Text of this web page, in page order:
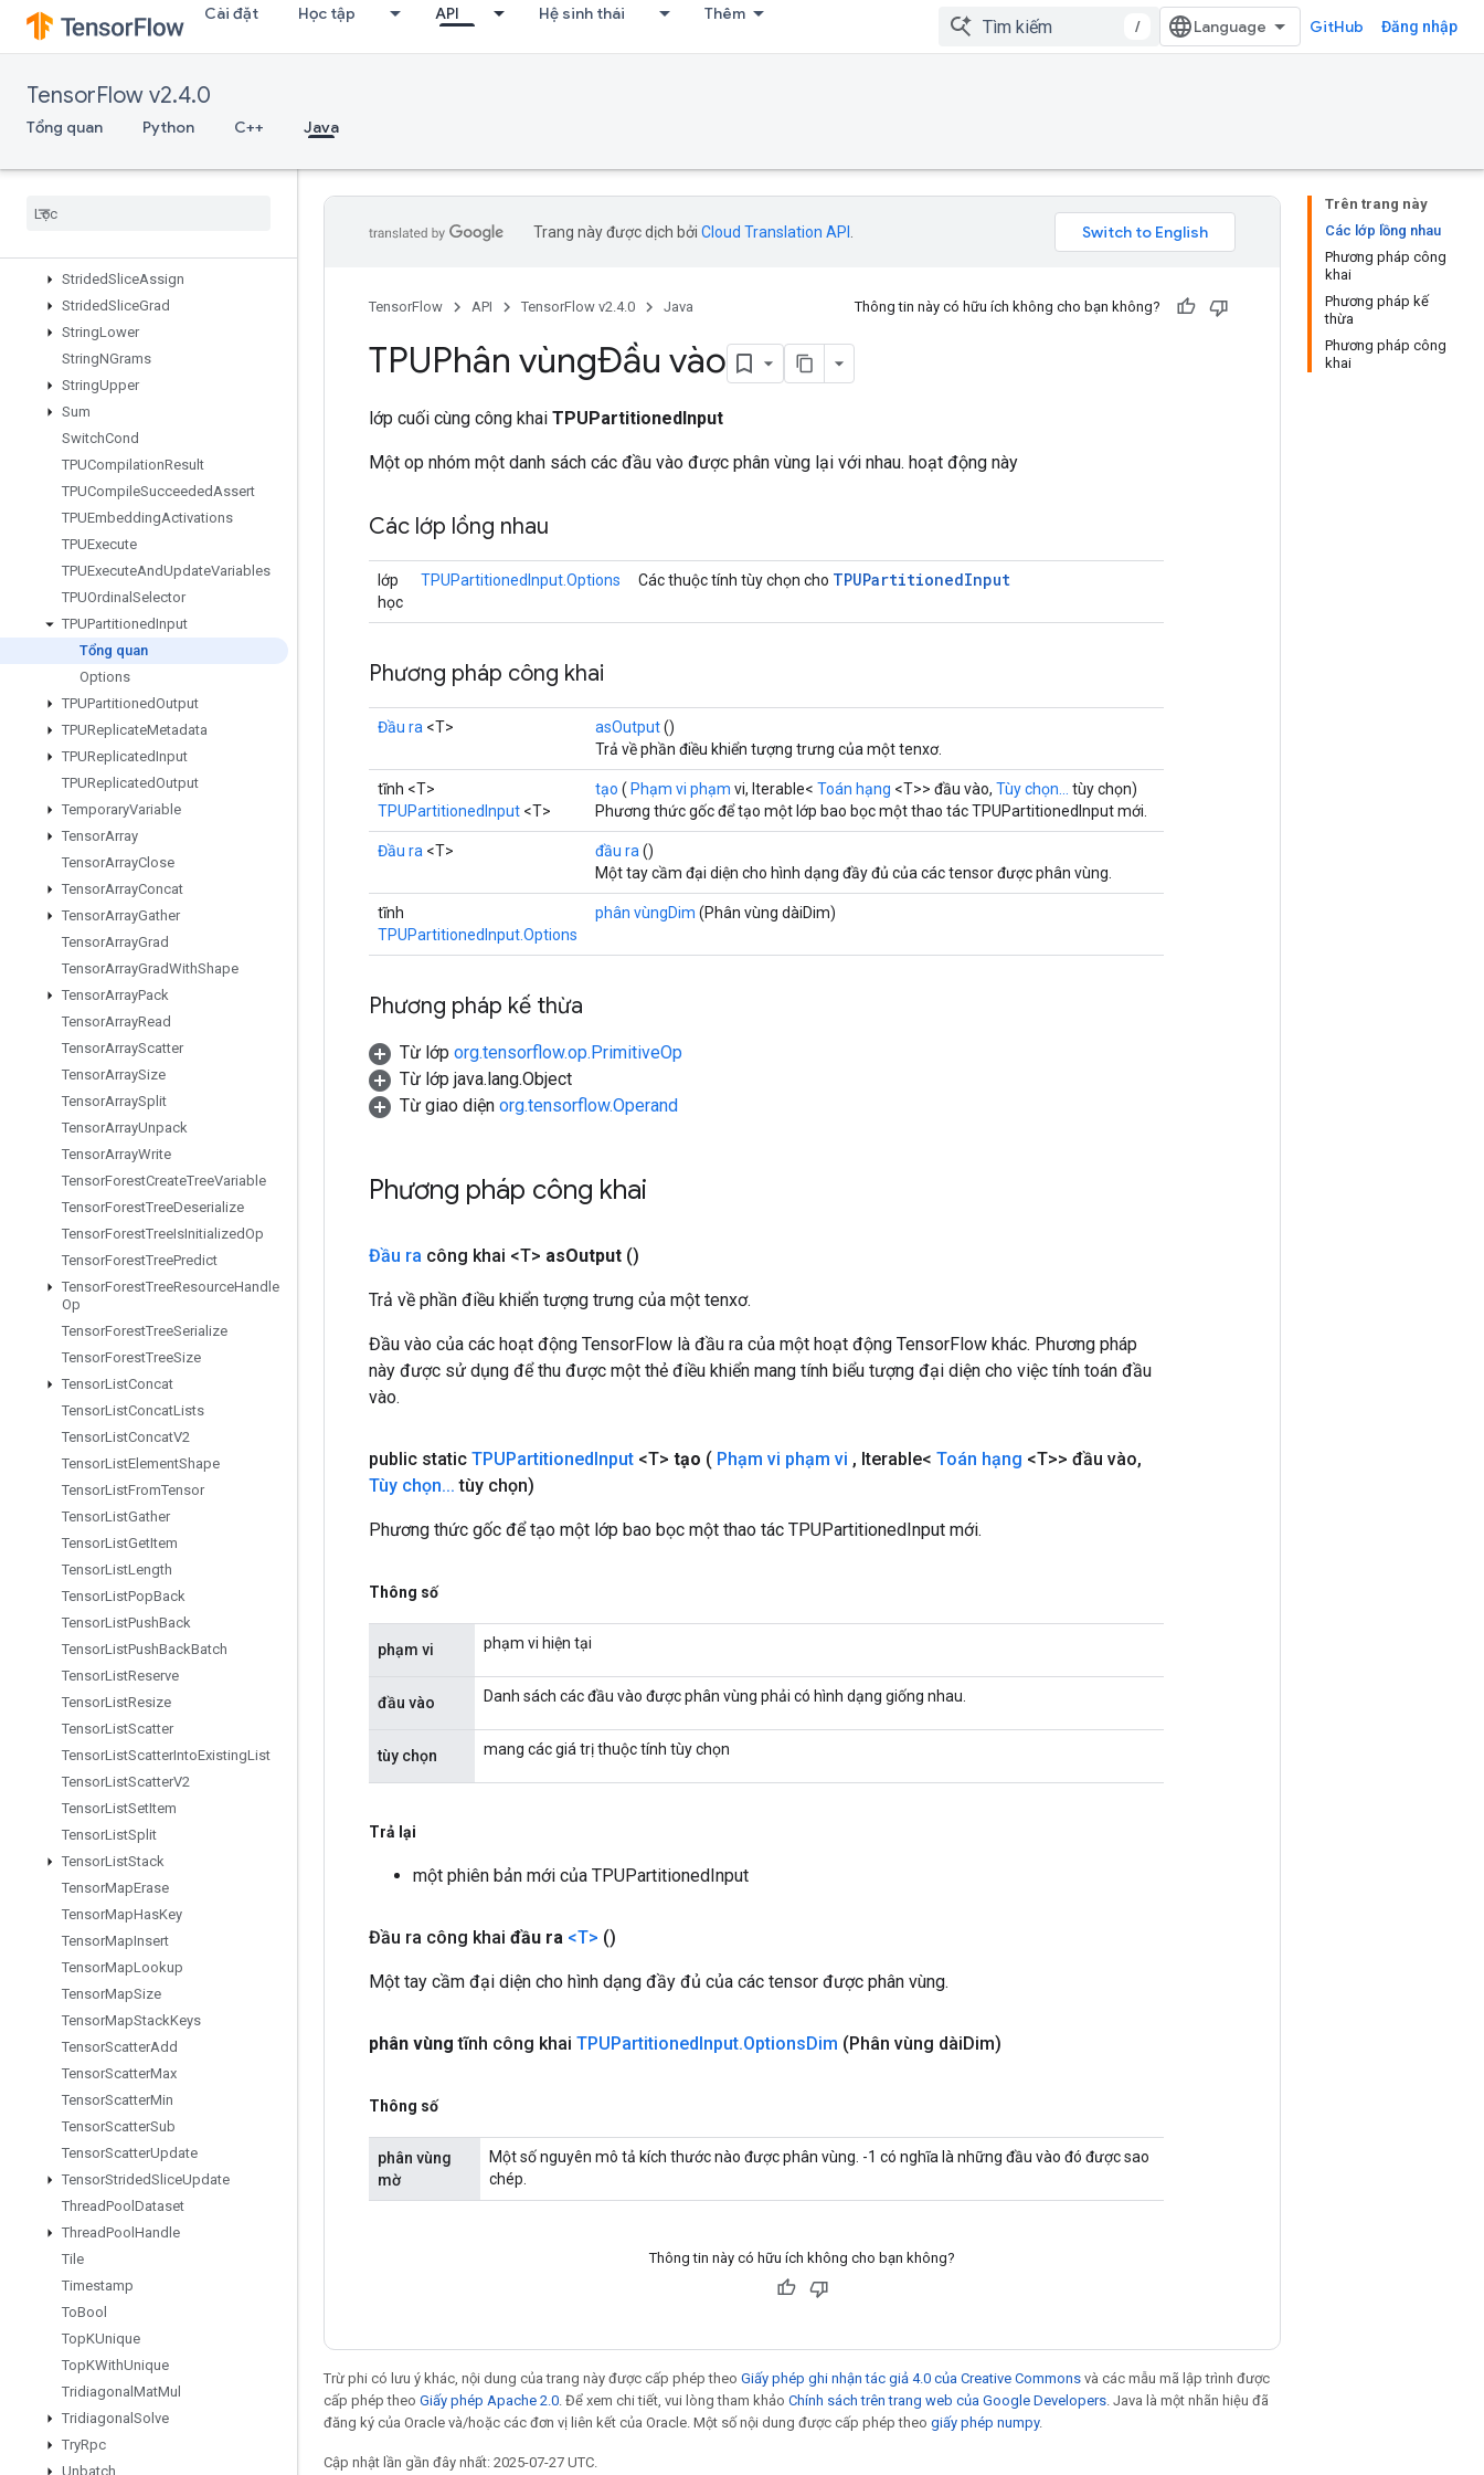
Cài đặt Học tập API Hệ sinh thái Thêm
/ GitHub Đăng nhập
TensorFlow v2.4.0
Tổng quan Python C++ Java
StatelessRandomUniformFullIntV
2
StatelessRandomUniformIntV2
StatelessSampleDistortedBoundingBox
StatelessTruncatedNormalV2
StridedSliceAssign
StridedSliceGrad
StringLower
StringNGrams
StringUpper
Sum
SwitchCond
TPUCompilationResult
TPUCompileSucceededAssert
TPUEmbeddingActivations
TPUExecute
TPUExecuteAndUpdateVariables
TPUOrdinal Selector
TPUPartitionedInput
Tổng quan
Options
TPUPartitionedOutput
TPUReplicateMetadata
TPUReplicatedInput
TPUReplicatedOutput
TemporaryVariable
TensorArray
TensorArrayClose
TensorArrayConcat
TensorArrayGather
TensorArrayGrad
TensorArrayGradWithShape
TensorArrayPack
TensorArrayRead
TensorArrayScatter
TensorArraySize
TensorArraySplit
TensorArrayUnpack
TensorArrayWrite
TensorForestCreateTreeVariable
TensorForestTreeDeserialize
TensorForestTreeIsInitializedOp
TensorForestTreePredict
TensorForestTreeResourceHandle
Op
TensorForestTreeSerialize
TensorForestTreeSize
TensorListConcat
TensorListConcatLists
TensorListConcatV2
TensorListElementShape
TensorListFromTensor
TensorListGather
TensorListGetItem
TensorListLength
TensorListPopBack
TensorListPushBack
TensorListPushBackBatch
TensorListReserve
TensorListResize
TensorListScatter
TensorListScatterIntoExistingList
TensorListScatterV2
TensorListSetItem
TensorListSplit
TensorListStack
TensorMapErase
TensorMapHasKey
TensorMapInsert
TensorMapLookup
TensorMapSize
TensorMapStackKeys
TensorScatterAdd
TensorScatterMax
TensorScatterMin
TensorScatterSub
TensorScatterUpdate
TensorStridedSliceUpdate
ThreadPool Dataset
ThreadPool Handle
Tile
Timestamp
ToBool
TopKUnique
TopKWithUnique
Tridiagonal MatMul
Tridiagonal Solve
TryRpc
Unbatch
Trên trang này
Các lớp lồng nhau
Phương pháp công
khai
Phương pháp kế
thừa
Phương pháp công
khai
Trang này được dịch bởi Cloud Translation API
TensorFlow API TensorFlow v2.4.0 Java Thông tin này có hữu ích không cho bạn không?
TPUPhân vùngĐầu vào
lớp cuối cùng công khai TPUPartitionedInput
Một op nhóm một danh sách các đầu vào được phân vùng lại với nhau. hoạt động này
Các lớp lồng nhau
lớp
học
TPUPartitionedInput.Options Các thuộc tính tùy chọn cho TPUPartitionedInput
Phương pháp công khai
Đầu ra <T> asOutput()
Trả về phần điều khiển tượng trưng của một tenxơ.
tĩnh <T>
TPUPartitionedInput <T>
tạo ( Phạm vi phạm vi, Iterable< Toán hạng <T>> đầu vào, Tùy chọn...
tùy chọn)
Phương thức gốc để tạo một lớp bao bọc một thao tác TPUPartitionedInput mới.
Đầu ra <T> đầu ra ()
Một tay cầm đại diện cho hình dạng đầy đủ của các tensor được phân vùng.
tĩnh
TPUPartitionedInput.Options
phân vùngDim (Phân vùng dàiDim)
Phương pháp kế thừa
Từ lớp org.tensorflow.op.PrimitiveOp
Từ lớp java.lang.Object
Từ giao diện org.tensorflow.Operand
Phương pháp công khai
Đầu ra công khai <T> asOutput ()
Trả về phần điều khiển tượng trưng của một tenxơ.
Đầu vào của các hoạt động TensorFlow là đầu ra của một hoạt động TensorFlow khác. Phương pháp
này được sử dụng để thu được một thẻ điều khiển mang tính biểu tượng đại diện cho việc tính toán đầu
vào.
public static TPUPartitionedInput <T> tạo ( Phạm vi phạm vi , Iterable< Toán hạng <T>> đầu vào,
Tùy chọn... tùy chọn)
Phương thức gốc để tạo một lớp bao bọc một thao tác TPUPartitionedInput mới.
Thông số
phạm vi phạm vi hiện tại
đầu vào Danh sách các đầu vào được phân vùng phải có hình dạng giống nhau.
tùy chọn mang các giá trị thuộc tính tùy chọn
Trả lại
một phiên bản mới của TPUPartitionedInput
Đầu ra công khai đầu ra <T> ()
Một tay cầm đại diện cho hình dạng đầy đủ của các tensor được phân vùng.
phân vùng tĩnh công khai TPUPartitionedInput.OptionsDim (Phân vùng dàiDim)
Thông số
phân vùng
mờ
Một số nguyên mô tả kích thước nào được phân vùng. -1 có nghĩa là những đầu vào đó được sao
chép.
Thông tin này có hữu ích không cho bạn không?
Trừ phi có lưu ý khác, nội dung của trang này được cấp phép theo Giấy phép ghi nhận tác giả 4.0 của Creative Commons và các mẫu mã lập trình được
cấp phép theo Giấy phép Apache 2.0 . Để xem chi tiết, vui lòng tham khảo Chính sách trên trang web của Google Developers . Java là một nhãn hiệu đã
đăng ký của Oracle và/hoặc các đơn vị liên kết của Oracle. Một số nội dung được cấp phép theo giấy phép numpy.
Cập nhật lần gần đây nhất: 2025-07-27 UTC.